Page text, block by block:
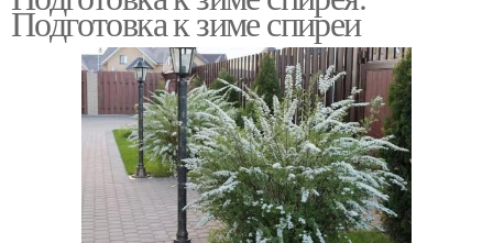
Подготовка к зиме спиреи